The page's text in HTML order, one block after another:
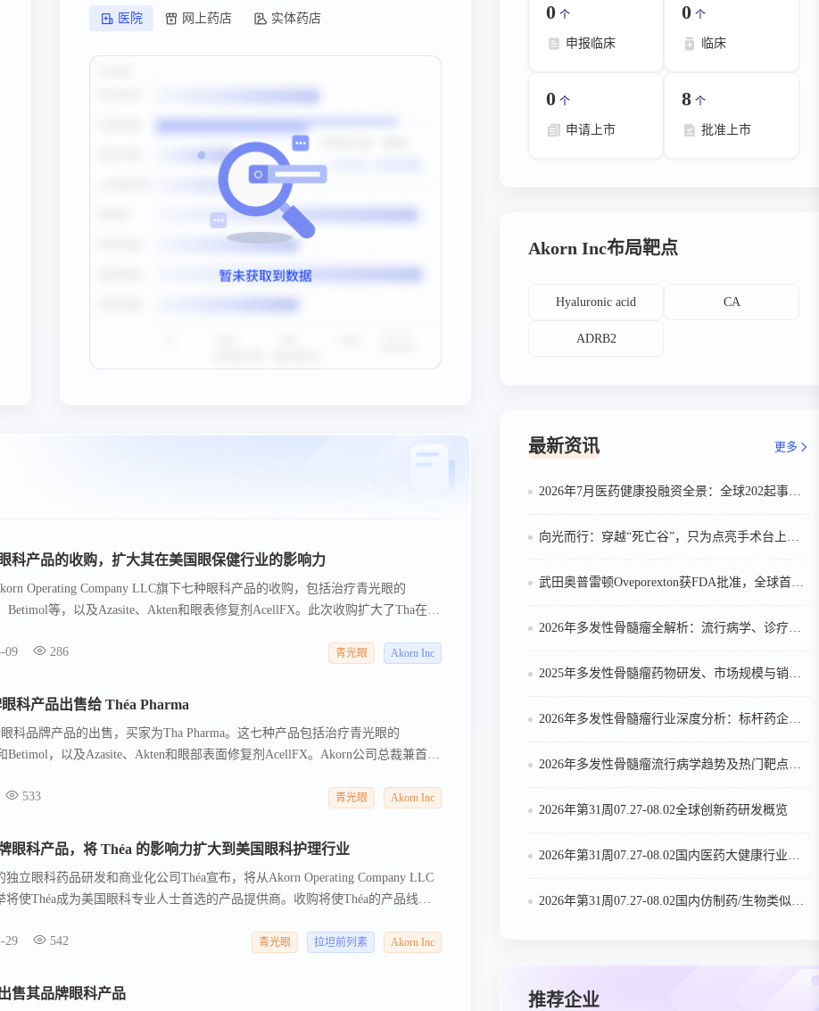
医院 网上药店 实体药店
科产品的收购，扩大其在美国眼保健行业的影响力
Operating Company LLC旗下七种眼科产品的收购，包括治疗青光眼的
Betimol等，以及Azasite、Akten和眼表修复剂AcellFX。此次收购扩大了Tha在美
申请。交易完成后，Akorn将继续为Tha提供业务运营和管理服务。
09 286 青光眼 Akorn Inc
科产品出售给 Théa Pharma
科品牌产品的出售，买家为Tha Pharma。这七种产品包括治疗青光眼的
Betimol，以及Azasite、Akten和眼部表面修复剂AcellFX。Akorn公司总裁兼首席
其设施和动物保健以及人类通用药品等增长领域。Greenhill & Co.担任Akorn的
吸入剂和鼻喷剂等替代剂型的专业制药公司。
533 青光眼 Akorn Inc
眼科产品，将 Théa 的影响力扩大到美国眼科护理行业
立眼科药品研发和商业化公司Théa宣布，将从Akorn Operating Company LLC
使Théa成为美国眼科专业人士首选的产品提供商。收购将使Théa的产品线增
增长和新产品的推出。Théa总裁Jean-Frédéric Chibret表示，此次收购对整个组
请，并在第一季度末通过与其合作伙伴Similasan Corporation合作推出新的OTC
29 542 青光眼 拉坦前列素 Akorn Inc
售其品牌眼科产品
0 个
申报临床
0 个
临床
0 个
申请上市
8 个
批准上市
Akorn Inc布局靶点
Hyaluronic acid CA
ADRB2
最新资讯 更多
2026年7月医药健康投融资全景：全球202起事件、中国99起，医疗器械+医药研发双赛道吸金564亿
向光而行：穿越“死亡谷”，只为点亮手术台上的那束光
武田奥普雷顿Oveporexton获FDA批准，全球首个靶向食欲素的1型发作性睡病对因治疗药物上市
2026年多发性骨髓瘤全解析：流行病学、诊疗及医保政策梳理
2025年多发性骨髓瘤药物研发、市场规模与销售趋势全解析
2026年多发性骨髓瘤行业深度分析：标杆药企案例与技术迭代研判
2026年多发性骨髓瘤流行病学趋势及热门靶点药物市场表现洞察
2026年第31周07.27-08.02全球创新药研发概览
2026年第31周07.27-08.02国内医药大健康行业政策法规汇总
2026年第31周07.27-08.02国内仿制药/生物类似物申报/审批数据分析
推荐企业